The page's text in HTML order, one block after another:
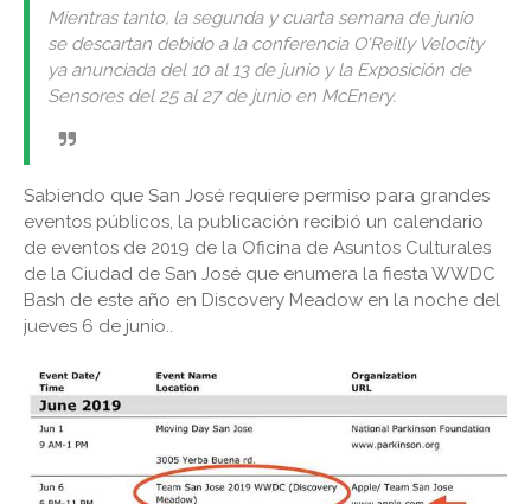
Mientras tanto, la segunda y cuarta semana de junio
se descartan debido a la conferencia O'Reilly Velocity
ya anunciada del 10 al 13 de junio y la Exposición de
Sensores del 25 al 27 de junio en McEnery.
Sabiendo que San José requiere permiso para grandes
eventos públicos, la publicación recibió un calendario
de eventos de 2019 de la Oficina de Asuntos Culturales
de la Ciudad de San José que enumera la fiesta WWDC
Bash de este año en Discovery Meadow en la noche del
jueves 6 de junio..